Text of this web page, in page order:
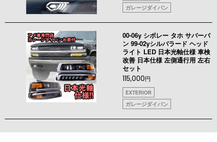
ガレージダイバン
00-06y シボレー タホ サバーバ
ン 99-02yシルバラード ヘッド
ライト LED 日本光軸仕様 車検
改善 日本仕様 左側通行用 左右
セット
115,000円
EXTERIOR
ガレージダイバン